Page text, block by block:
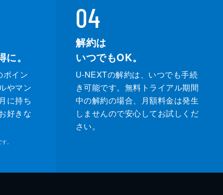
。
ポイン
やマン
に持ち
好きな
。
04
解約は
いつでもOK。
U-NEXTの解約は、いつでも手続
き可能です。無料トライアル期間
中の解約の場合、月額料金は発生
しませんので安心してお試しくだ
さい。